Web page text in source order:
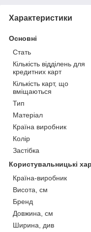
Характеристики
Основні
Стать
Кількість відділень для
кредитних карт
Кількість карт, що
вміщаються
Тип
Матеріал
Країна виробник
Колір
Застібка
Користувальницькі
Країна-виробник
Висота, см
Бренд
Довжина, см
Ширина, див